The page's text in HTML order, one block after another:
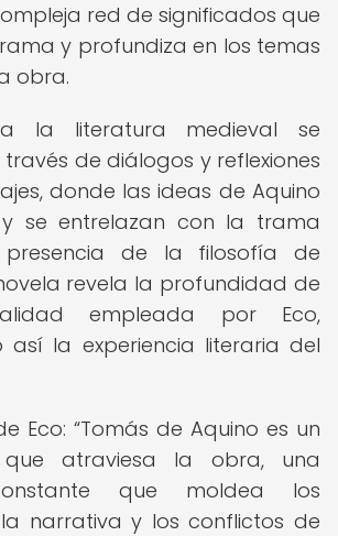
red de significados que
y profundiza en los temas
obra.
la literatura medieval se
de diálogos y reflexiones
donde las ideas de Aquino
se entrelazan con la trama
presencia de la filosofía de
revela la profundidad de
empleada por Eco,
así la experiencia literaria del
Eco: Tomás de Aquino es un
que atraviesa la obra, una
que moldea los
narrativa y los conflictos de